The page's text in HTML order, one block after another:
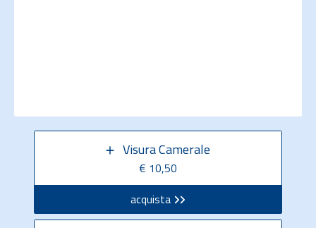
Visura Camerale
€ 10,50
acquista